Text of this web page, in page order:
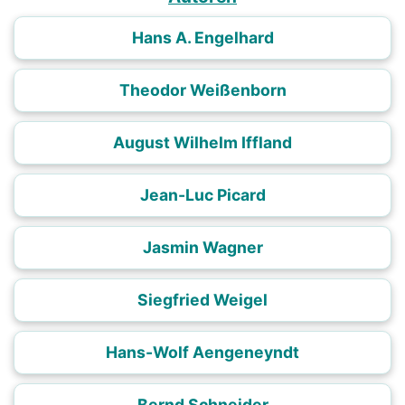
Hans A. Engelhard
Theodor Weißenborn
August Wilhelm Iffland
Jean-Luc Picard
Jasmin Wagner
Siegfried Weigel
Hans-Wolf Aengeneyndt